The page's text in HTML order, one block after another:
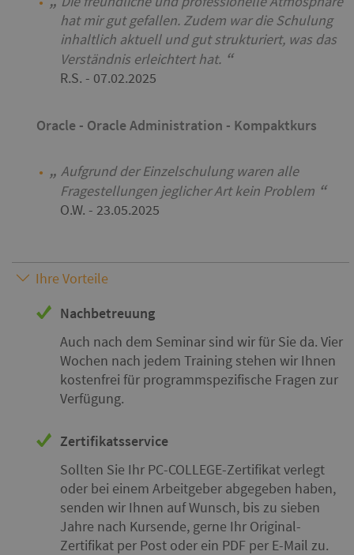
hat mir gut gefallen. Zudem war die Schulung
inhaltlich aktuell und gut strukturiert, was das
Verständnis erleichtert hat.
R.S. - 07.02.2025
Oracle - Oracle Administration - Kompaktkurs
Aufgrund der Einzelschulung waren alle
Fragestellungen jeglicher Art kein Problem
O.W. - 23.05.2025
Ihre Vorteile
Nachbetreuung
Auch nach dem Seminar sind wir für Sie da. Vier
Wochen nach jedem Training stehen wir Ihnen
kostenfrei für programmspezifische Fragen zur
Verfügung.
Zertifikatsservice
Sollten Sie Ihr PC-COLLEGE-Zertifikat verlegt
oder bei einem Arbeitgeber abgegeben haben,
senden wir Ihnen auf Wunsch, bis zu sieben
Jahre nach Kursende, gerne Ihr Original-
Zertifikat per Post oder ein PDF per E-Mail zu.